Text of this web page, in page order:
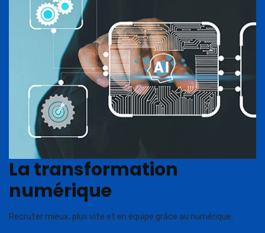
La transformation
numérique
Recruter mieux, plus vite et en équipe grâce au numérique.